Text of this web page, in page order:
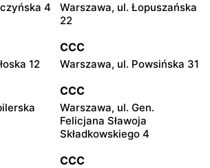
4
Warszawa, ul. Łopuszańska
22
12
CCC
Warszawa, ul. Powsińska 31
CCC
Warszawa, ul. Gen.
Felicjana Sławoja
Składkowskiego 4
CCC